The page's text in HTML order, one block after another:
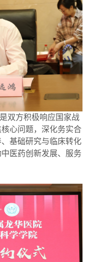
双方积极响应国家战
心问题，深化务实合
基础研究与临床转化
医药创新发展、服务